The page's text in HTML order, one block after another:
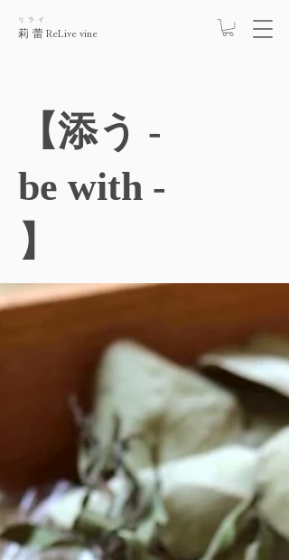
リライ
莉蕾ReLive vine
【添う -
be with -
】